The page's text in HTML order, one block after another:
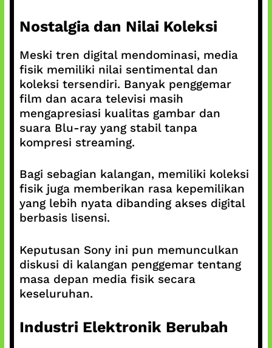
Nostalgia dan Nilai Koleksi
Meski tren digital mendominasi, media
fisik memiliki nilai sentimental dan
koleksi tersendiri. Banyak penggemar
film dan acara televisi masih
mengapresiasi kualitas gambar dan
suara Blu-ray yang stabil tanpa
kompresi streaming.
Bagi sebagian kalangan, memiliki koleksi
fisik juga memberikan rasa kepemilikan
yang lebih nyata dibanding akses digital
berbasis lisensi.
Keputusan Sony ini pun memunculkan
diskusi di kalangan penggemar tentang
masa depan media fisik secara
keseluruhan.
Industri Elektronik Berubah